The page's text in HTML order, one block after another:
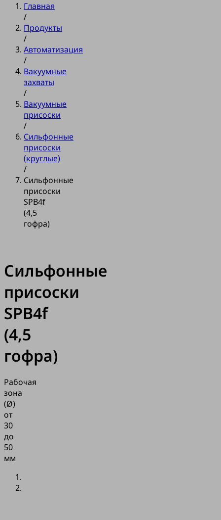
Главная
/
Продукты
/
Автоматизация
/
Вакуумные
захваты
/
Вакуумные
присоски
/
Сильфонные
присоски
(круглые)
/
Сильфонные
присоски
SPB4f
(4,5
гофра)
Сильфонные
присоски
SPB4f
(4,5
гофра)
Рабочая
зона
(Ø)
от
30
до
50
мм